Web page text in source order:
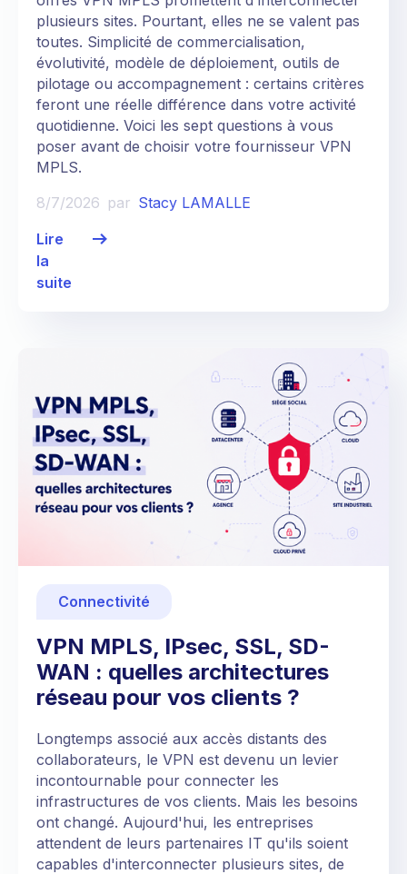
plusieurs sites. Pourtant, elles ne se valent pas
toutes. Simplicité de commercialisation,
évolutivité, modèle de déploiement, outils de
pilotage ou accompagnement : certains critères
feront une réelle différence dans votre activité
quotidienne. Voici les sept questions à vous
poser avant de choisir votre fournisseur VPN
MPLS.
8/7/2026 par Stacy LAMALLE
Lire
la
suite
Connectivité
VPN MPLS, IPsec, SSL, SD-
WAN : quelles architectures
réseau pour vos clients ?
Longtemps associé aux accès distants des
collaborateurs, le VPN est devenu un levier
incontournable pour connecter les
infrastructures de vos clients. Mais les besoins
ont changé. Aujourd'hui, les entreprises
attendent de leurs partenaires IT qu'ils soient
capables d'interconnecter plusieurs sites, de